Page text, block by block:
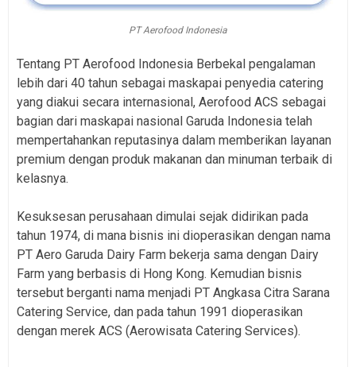
PT Aerofood Indonesia
Tentang PT Aerofood Indonesia Berbekal pengalaman
lebih dari 40 tahun sebagai maskapai penyedia catering
yang diakui secara internasional, Aerofood ACS sebagai
bagian dari maskapai nasional Garuda Indonesia telah
mempertahankan reputasinya dalam memberikan layanan
premium dengan produk makanan dan minuman terbaik di
kelasnya.
Kesuksesan perusahaan dimulai sejak didirikan pada
tahun 1974, di mana bisnis ini dioperasikan dengan nama
PT Aero Garuda Dairy Farm bekerja sama dengan Dairy
Farm yang berbasis di Hong Kong. Kemudian bisnis
tersebut berganti nama menjadi PT Angkasa Citra Sarana
Catering Service, dan pada tahun 1991 dioperasikan
dengan merek ACS (Aerowisata Catering Services).